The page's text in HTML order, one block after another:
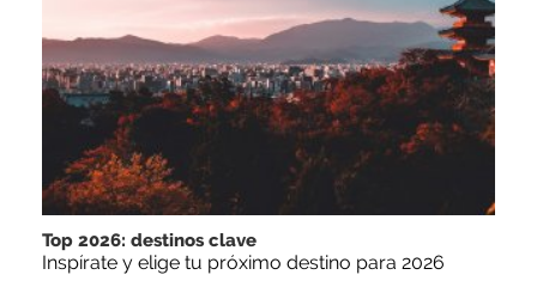
Top 2026: destinos clave
Inspírate y elige tu próximo destino para 2026